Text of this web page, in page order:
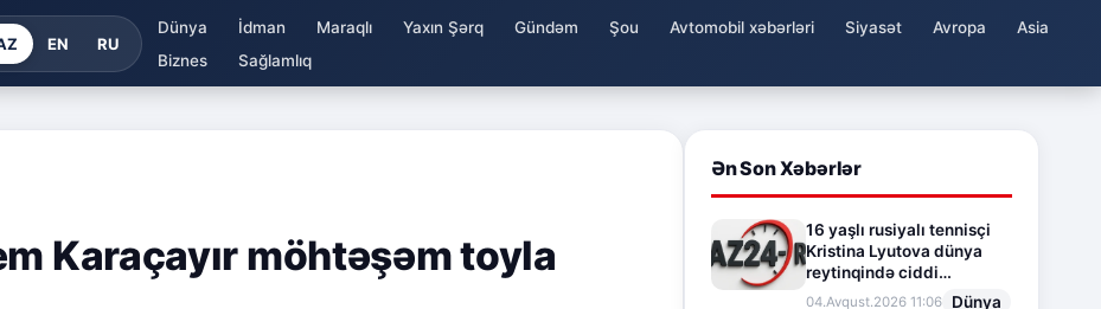
EN RU
Dünya İdman Maraqlı Yaxın Şərq Gündəm Şou Avtomobil xəbərləri Siyasət Avropa
Asia
Biznes
Sağlamlıq
Karaçayır möhtəşəm toyla
Ən Son Xəbərlər
16 yaşlı rusiyalı tennisçi
Kristina Lyutova dünya
reytinqində ciddi
irəliləyişə imza atdı
04.Avqust.2026 11:06 Dünya